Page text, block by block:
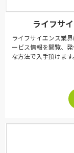
ライフサ
ライフサイエンス業
ービス情報を閲覧、
な方法で入手頂けます。